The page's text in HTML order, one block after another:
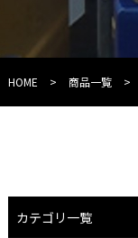
HOME > 商品一覧 >
カテゴリ一覧